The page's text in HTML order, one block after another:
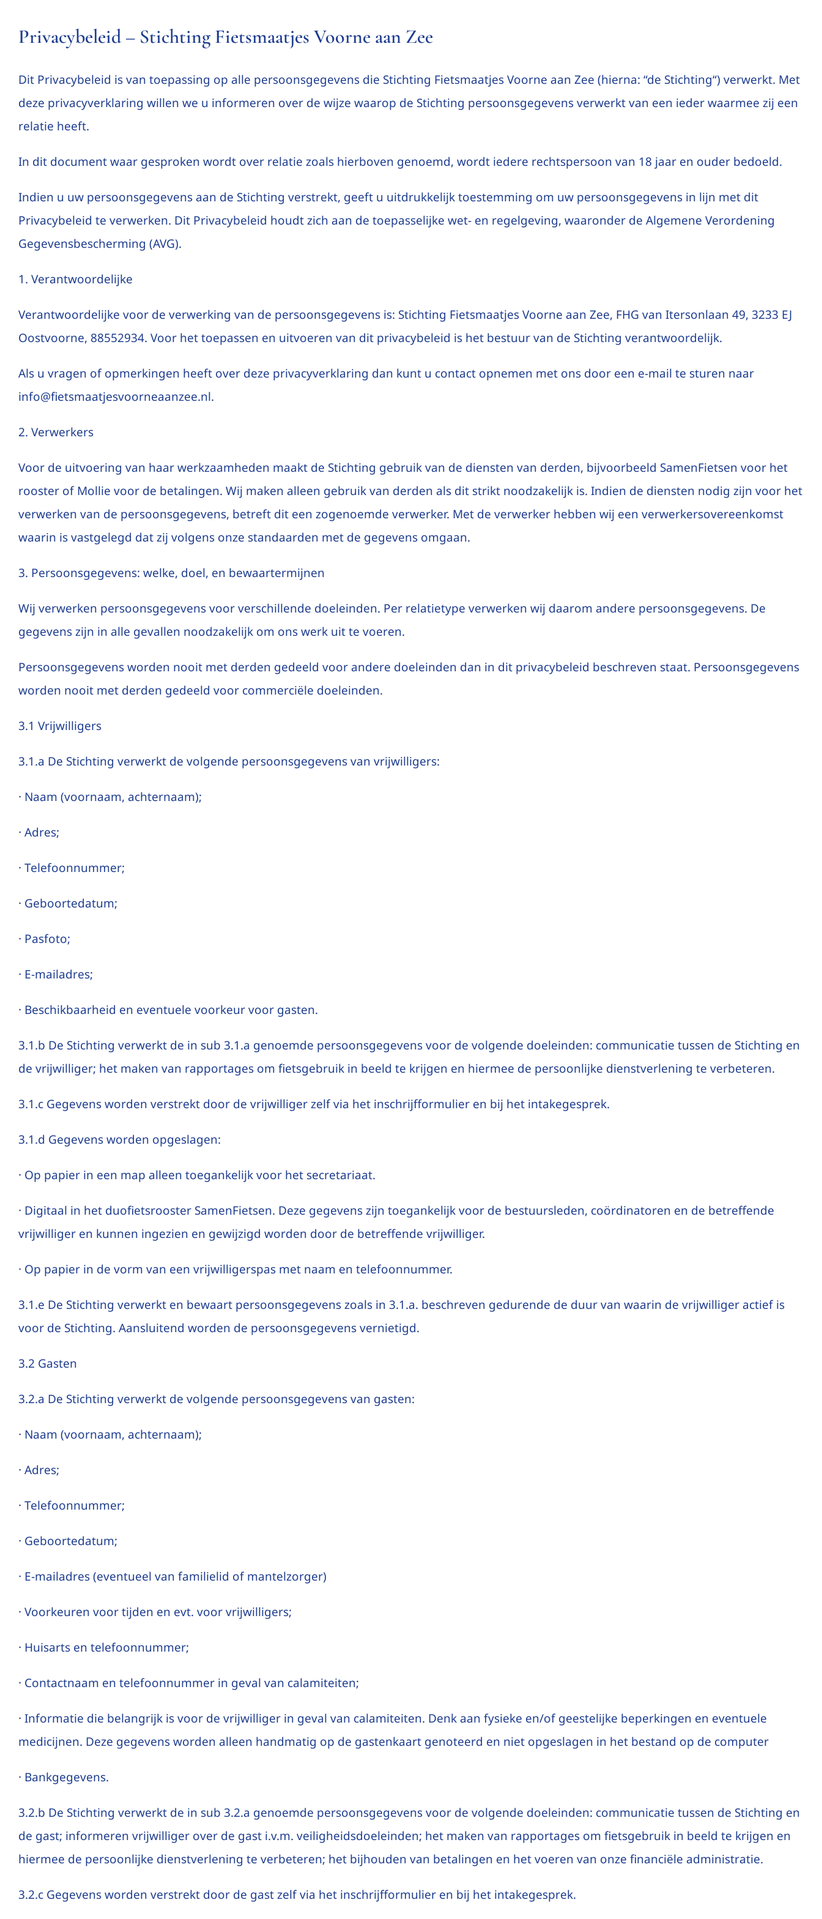
Privacybeleid – Stichting Fietsmaatjes Voorne aan Zee
Dit Privacybeleid is van toepassing op alle persoonsgegevens die Stichting Fietsmaatjes Voorne aan Zee (hierna: “de Stichting“) verwerkt. Met
deze privacyverklaring willen we u informeren over de wijze waarop de Stichting persoonsgegevens verwerkt van een ieder waarmee zij een
relatie heeft.
In dit document waar gesproken wordt over relatie zoals hierboven genoemd, wordt iedere rechtspersoon van 18 jaar en ouder bedoeld.
Indien u uw persoonsgegevens aan de Stichting verstrekt, geeft u uitdrukkelijk toestemming om uw persoonsgegevens in lijn met dit
Privacybeleid te verwerken. Dit Privacybeleid houdt zich aan de toepasselijke wet- en regelgeving, waaronder de Algemene Verordening
Gegevensbescherming (AVG).
1. Verantwoordelijke
Verantwoordelijke voor de verwerking van de persoonsgegevens is: Stichting Fietsmaatjes Voorne aan Zee, FHG van Itersonlaan 49, 3233 EJ
Oostvoorne, 88552934. Voor het toepassen en uitvoeren van dit privacybeleid is het bestuur van de Stichting verantwoordelijk.
Als u vragen of opmerkingen heeft over deze privacyverklaring dan kunt u contact opnemen met ons door een e-mail te sturen naar
info@fietsmaatjesvoorneaanzee.nl.
2. Verwerkers
Voor de uitvoering van haar werkzaamheden maakt de Stichting gebruik van de diensten van derden, bijvoorbeeld SamenFietsen voor het
rooster of Mollie voor de betalingen. Wij maken alleen gebruik van derden als dit strikt noodzakelijk is. Indien de diensten nodig zijn voor het
verwerken van de persoonsgegevens, betreft dit een zogenoemde verwerker. Met de verwerker hebben wij een verwerkersovereenkomst
waarin is vastgelegd dat zij volgens onze standaarden met de gegevens omgaan.
3. Persoonsgegevens: welke, doel, en bewaartermijnen
Wij verwerken persoonsgegevens voor verschillende doeleinden. Per relatietype verwerken wij daarom andere persoonsgegevens. De
gegevens zijn in alle gevallen noodzakelijk om ons werk uit te voeren.
Persoonsgegevens worden nooit met derden gedeeld voor andere doeleinden dan in dit privacybeleid beschreven staat. Persoonsgegevens
worden nooit met derden gedeeld voor commerciële doeleinden.
3.1 Vrijwilligers
3.1.a De Stichting verwerkt de volgende persoonsgegevens van vrijwilligers:
· Naam (voornaam, achternaam);
· Adres;
· Telefoonnummer;
· Geboortedatum;
· Pasfoto;
· E-mailadres;
· Beschikbaarheid en eventuele voorkeur voor gasten.
3.1.b De Stichting verwerkt de in sub 3.1.a genoemde persoonsgegevens voor de volgende doeleinden: communicatie tussen de Stichting en
de vrijwilliger; het maken van rapportages om fietsgebruik in beeld te krijgen en hiermee de persoonlijke dienstverlening te verbeteren.
3.1.c Gegevens worden verstrekt door de vrijwilliger zelf via het inschrijfformulier en bij het intakegesprek.
3.1.d Gegevens worden opgeslagen:
· Op papier in een map alleen toegankelijk voor het secretariaat.
· Digitaal in het duofietsrooster SamenFietsen. Deze gegevens zijn toegankelijk voor de bestuursleden, coördinatoren en de betreffende
vrijwilliger en kunnen ingezien en gewijzigd worden door de betreffende vrijwilliger.
· Op papier in de vorm van een vrijwilligerspas met naam en telefoonnummer.
3.1.e De Stichting verwerkt en bewaart persoonsgegevens zoals in 3.1.a. beschreven gedurende de duur van waarin de vrijwilliger actief is
voor de Stichting. Aansluitend worden de persoonsgegevens vernietigd.
3.2 Gasten
3.2.a De Stichting verwerkt de volgende persoonsgegevens van gasten:
· Naam (voornaam, achternaam);
· Adres;
· Telefoonnummer;
· Geboortedatum;
· E-mailadres (eventueel van familielid of mantelzorger)
· Voorkeuren voor tijden en evt. voor vrijwilligers;
· Huisarts en telefoonnummer;
· Contactnaam en telefoonnummer in geval van calamiteiten;
· Informatie die belangrijk is voor de vrijwilliger in geval van calamiteiten. Denk aan fysieke en/of geestelijke beperkingen en eventuele
medicijnen. Deze gegevens worden alleen handmatig op de gastenkaart genoteerd en niet opgeslagen in het bestand op de computer
· Bankgegevens.
3.2.b De Stichting verwerkt de in sub 3.2.a genoemde persoonsgegevens voor de volgende doeleinden: communicatie tussen de Stichting en
de gast; informeren vrijwilliger over de gast i.v.m. veiligheidsdoeleinden; het maken van rapportages om fietsgebruik in beeld te krijgen en
hiermee de persoonlijke dienstverlening te verbeteren; het bijhouden van betalingen en het voeren van onze financiële administratie.
3.2.c Gegevens worden verstrekt door de gast zelf via het inschrijfformulier en bij het intakegesprek.